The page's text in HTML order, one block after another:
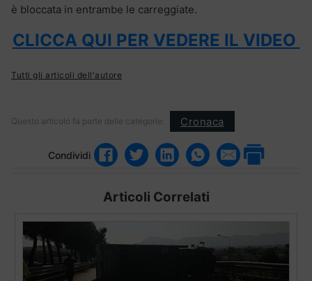
è bloccata in entrambe le carreggiate.
CLICCA QUI PER VEDERE IL VIDEO
Tutti gli articoli dell'autore
Questo articolo fa parte delle categorie: Cronaca
Condividi
Articoli Correlati